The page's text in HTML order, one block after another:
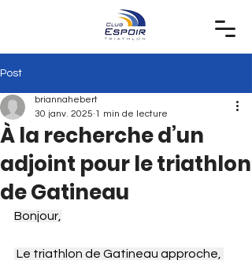
Post
À la recherche d’un
adjoint pour le triathlon
de Gatineau
briannahebert
30 janv. 2025 1 min de lecture
Bonjour,